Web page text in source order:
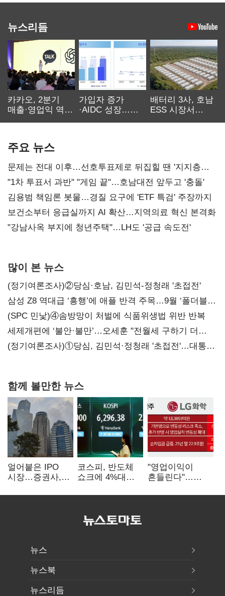
뉴스리듬
카카오, 2분기
매출·영업익 역대
가입자 증가
·AIDC 성장…
배터리 3사, 호남
ESS 시장서
주요 뉴스
문제는 전대 이후…선호투표제로 뒤집힐 땐 '지지층
불복'
"1차 투표서 과반" "게임 끝"…호남대전 앞두고 '충돌'
김용범 책임론 봇물…경질 요구에 'ETF 특검' 주장까지
보건소부터 응급실까지 AI 확산…지역의료 혁신 본격화
"강남사옥 부지에 청년주택"…LH도 '공급 속도전'
많이 본 뉴스
(정기여론조사)②당심·호남, 김민석-정청래 '초접전'
삼성 Z8 역대급 ‘흥행’에 애플 반격 주목…9월 ‘폴더블
대전’
(SPC 민낯)④솜방망이 처벌에 식품위생법 위반 반복
세제개편에 ‘불안·불만’…오세훈 "전월세 구하기 더
힘들어질 것"
(정기여론조사)①당심, 김민석·정청래 '초접전'…대통령
함께 볼만한 뉴스
얼어붙은 IPO
시장…증권사,
전쟁' 기대
코스피, 반도체
쇼크에 4%대
5거래일째 상승
"영업이익이
흔들린다"…
18에 취약
뉴스
뉴스북
뉴스리듬